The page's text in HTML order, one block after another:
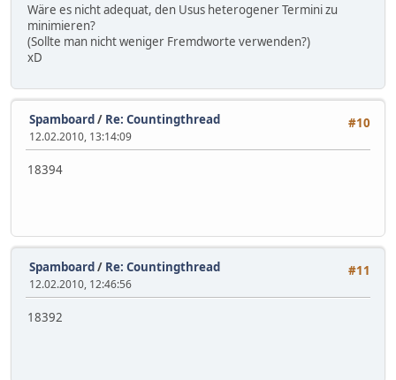
Wäre es nicht adequat, den Usus heterogener Termini zu
minimieren?
(Sollte man nicht weniger Fremdworte verwenden?)
xD
#10
Spamboard/ Re: Countingthread
12.02.2010, 13:14:09
18394
#11
Spamboard/ Re: Countingthread
12.02.2010, 12:46:56
18392